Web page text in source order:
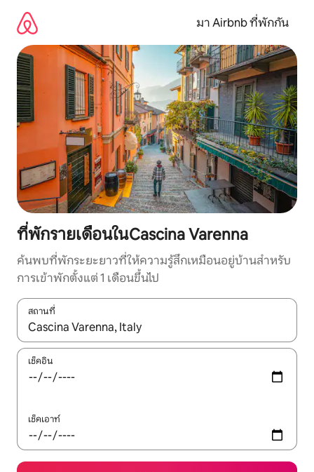
เนื้อหา
มา Airbnb ที่พักกัน
ที่พักรายเดือนในCascina Varenna
ค้นพบที่พักระยะยาวที่ให้ความรู้สึกเหมือนอยู่บ้านสำหรับ
การเข้าพักตั้งแต่ 1 เดือนขึ้นไป
สถานที่
ใช้ลูกศรขึ้นลง หรือใช้การสัมผัสหรือปัด เพื่อสำรวจผลการค้นหา
เช็คอิน
เช็คเอาท์